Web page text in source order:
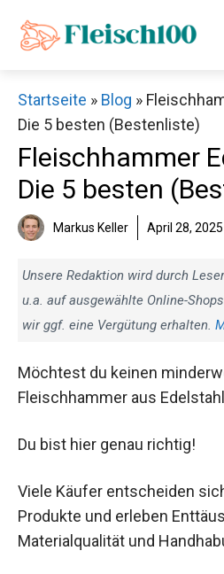
Inhalt
Startseite » Blog »
Die 5 besten (Bestenliste)
Fleischhammer
Die 5 besten
Markus Keller April 28, 2025
Unsere Redaktion wird durch
u.a. auf ausgewählte Online-
wir ggf. eine Vergütung erhalten.
Möchtest du keinen
Fleischhammer aus
Du bist hier genau richtig!
Viele Käufer entscheiden
Produkte und erleben
Materialqualität und